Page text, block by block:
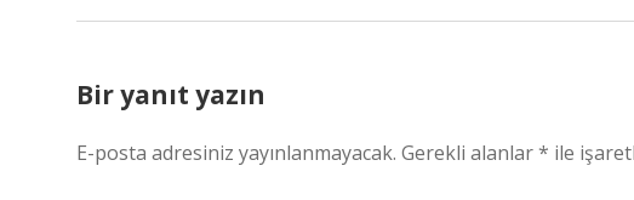
Bir yanıt yazın
E-posta adresiniz yayınlanmayacak. Gerekli alanlar* ile